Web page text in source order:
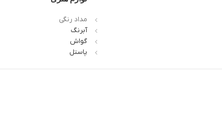
مداد رنگی
آبرنگ
گواش
پاستل